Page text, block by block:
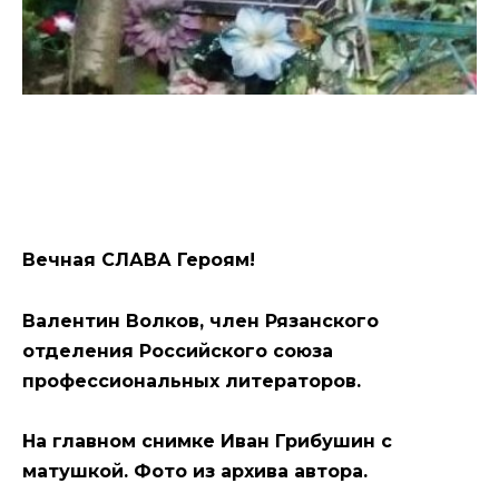
Вечная СЛАВА Героям!
Валентин Волков, член Рязанского
отделения Российского союза
профессиональных литераторов.
На главном снимке Иван Грибушин с
матушкой. Фото из архива автора.